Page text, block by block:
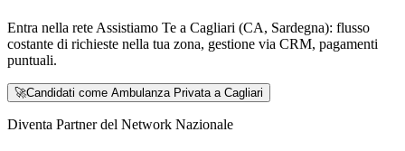
Entra nella rete Assistiamo Te a Cagliari (CA, Sardegna): flusso
costante di richieste nella tua zona, gestione via CRM, pagamenti
puntuali.
🚀Candidati come Ambulanza Privata a Cagliari
Diventa Partner del Network Nazionale